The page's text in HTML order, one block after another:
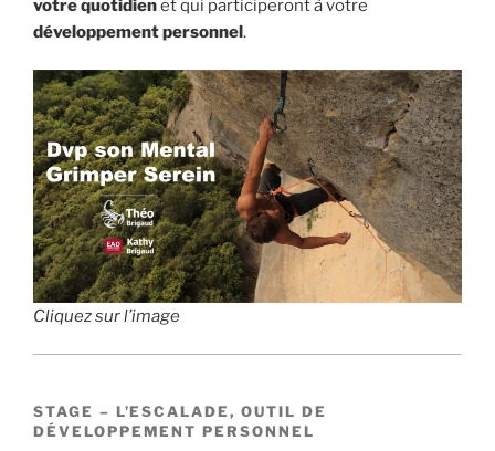
votre quotidienet qui participeront à votre
développement personnel.
Cliquez sur l’image
STAGE – L’ESCALADE, OUTIL DE
DÉVELOPPEMENT PERSONNEL